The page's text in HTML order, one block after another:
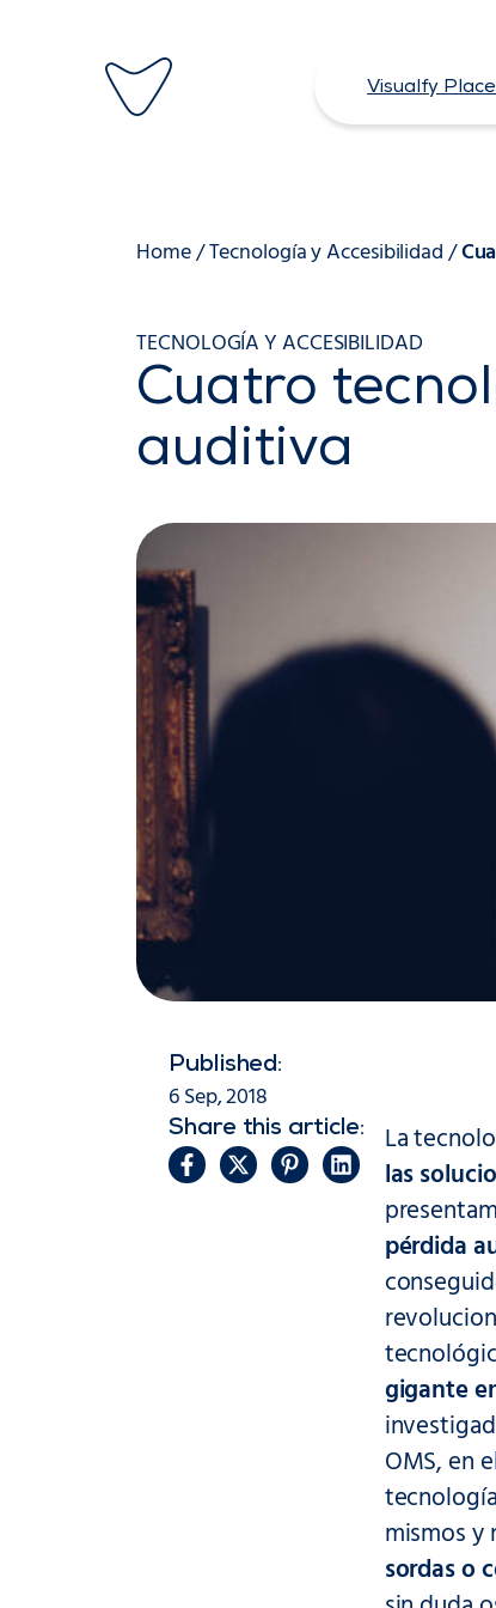
contenido
Visualfy
Home/Tecnología y Accesibilidad/
TECNOLOGÍA Y ACCESIBILIDAD
Cuatro
auditiva
Published:
6 Sep, 2018
Share this article: La
las
pérdida
gigante
OMS, en
mismos y
sordas o